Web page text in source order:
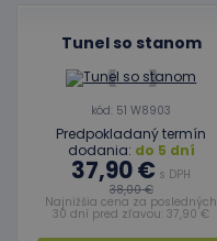
Tunel so stanom
kód: 51 W8903
Predpokladaný termín
dodania: do 5 dní
37,90 € s DPH
38,00 €
Najnižšia cena za posledných
30 dní pred zľavou: 37,90 €